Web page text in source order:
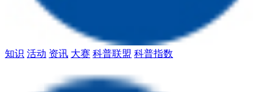
知识 活动 资讯 大赛 科普联盟 科普指数